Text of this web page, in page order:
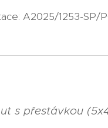
A2025/1253-SP/
s přestávkou